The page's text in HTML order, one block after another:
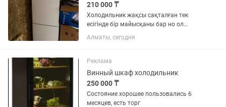
210 000 ₸
Холодильник жақсы сақталған тек
есігінде бір майысқаны бар но ол
қатты көрінбейді сол үшін арзан
Алматы, сегодня
Реклама
Винный шкаф холодильник
250 000 ₸
Состояние хорошее пользовались 6
месяцев, есть торг